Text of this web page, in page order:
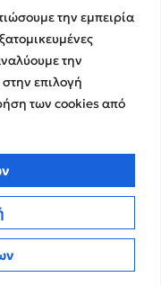
την εμπειρία
την
επιλογή
των cookies από
Καριέρας
Συνεργασίες
Διαφάνειας
Απορρήτου
Cookies
Greece